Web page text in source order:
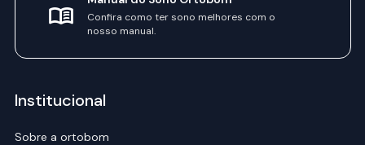
Confira como ter sono melhores com o
nosso manual.
Institucional
Sobre a ortobom